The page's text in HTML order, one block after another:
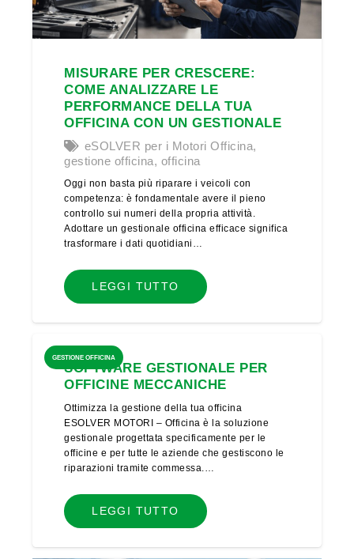
MISURARE PER CRESCERE:
COME ANALIZZARE LE
PERFORMANCE DELLA TUA
OFFICINA CON UN GESTIONALE
eSOLVER per i Motori Officina,
gestione officina, officina
Oggi non basta più riparare i veicoli con
competenza: è fondamentale avere il pieno
controllo sui numeri della propria attività.
Adottare un gestionale officina efficace significa
trasformare i dati quotidiani…
LEGGI TUTTO
GESTIONE OFFICINA
SOFTWARE GESTIONALE PER
OFFICINE MECCANICHE
Ottimizza la gestione della tua officina
ESOLVER MOTORI – Officina è la soluzione
gestionale progettata specificamente per le
officine e per tutte le aziende che gestiscono le
riparazioni tramite commessa.…
LEGGI TUTTO